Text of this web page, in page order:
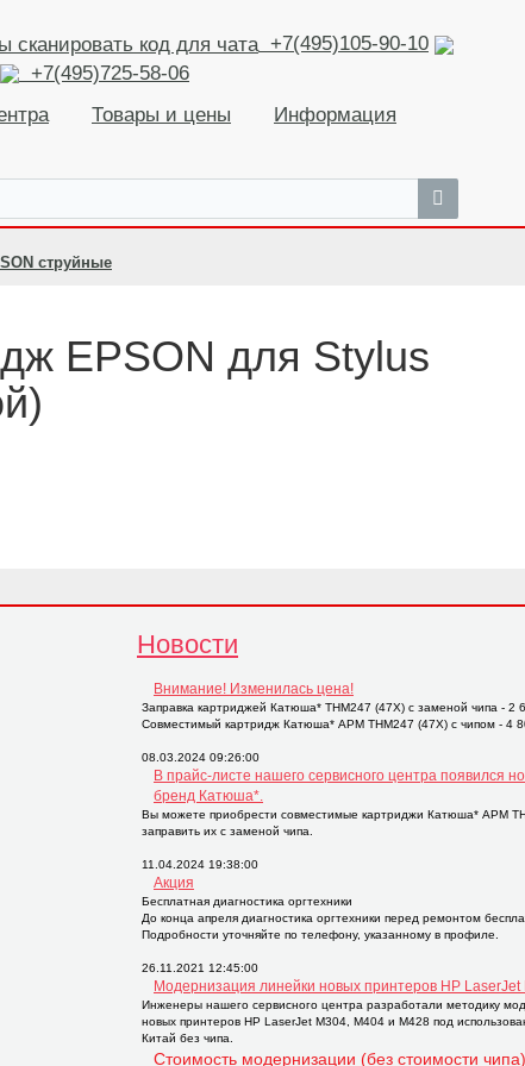
+7(495)105-90-10
+7(495)725-58-06
Товары и цены Информация
струйные
EPSON для Stylus
Новости
Внимание! Изменилась цена!
Заправка картриджей Катюша* THM247 (47X) с заменой чипа - 2
Совместимый картридж Катюша* APM THM247 (47X) с чипом - 4
08.03.2024 09:26:00
В прайс-листе нашего сервисного центра появился
бренд Катюша*.
Вы можете приобрести совместимые картриджи Катюша* APM
заправить их с заменой чипа.
11.04.2024 19:38:00
Акция
Бесплатная диагностика оргтехники
До конца апреля диагностика оргтехники перед ремонтом
Подробности уточняйте по телефону, указанному в профиле.
26.11.2021 12:45:00
Модернизация линейки новых принтеров НР LaserJet
Инженеры нашего сервисного центра разработали методику
новых принтеров НР LaserJet M304, M404 и M428 под
Китай без чипа.
Стоимость модернизации (без стоимости